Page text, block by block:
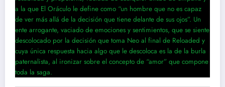
a la que El Oráculo le define como “un hombre que no es capaz
de ver más allá de la decisión que tiene delante de sus ojos”. Un
ente arrogante, vaciado de emociones y sentimientos, que se siente
descolocado por la decisión que toma Neo al final de Reloaded y
cuya única respuesta hacia algo que le descoloca es la de la burla
paternalista, al ironizar sobre el concepto de “amor” que compone
toda la saga.